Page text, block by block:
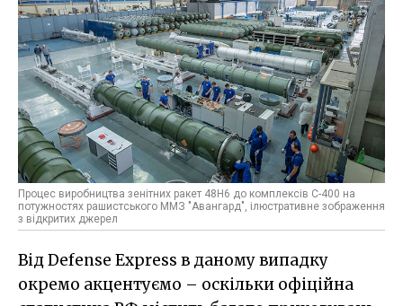
Процес виробництва зенітних ракет 48Н6 до комплексів С-400 на
потужностях рашистського ММЗ "Авангард", ілюстративне зображення
з відкритих джерел
Від Defense Express в даному випадку
окремо акцентуємо – оскільки офіційна